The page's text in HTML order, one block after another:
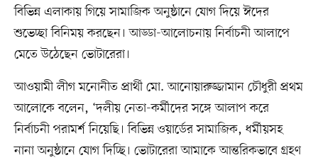
বিভিন্ন এলাকায় গিয়ে সামাজিক অনুষ্ঠানে যোগ দিয়ে ঈদের
শুভেচ্ছা বিনিময় করছেন। আড্ডা-আলোচনায় নির্বাচনী আলাপে
মেতে উঠেছেন ভোটারেরা।
আওয়ামী লীগ মনোনীত প্রার্থী মো. আনোয়ারুজ্জামান চৌধুরী প্রথম
আলোকে বলেন, ‘দলীয় নেতা-কর্মীদের সঙ্গে আলাপ করে
নির্বাচনী পরামর্শ নিয়েছি। বিভিন্ন ওয়ার্ডের সামাজিক, ধর্মীয়সহ
নানা অনুষ্ঠানে যোগ দিচ্ছি। ভোটারেরা আমাকে আন্তরিকভাবে গ্রহণ